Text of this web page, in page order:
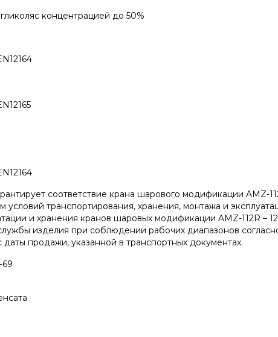
концентрацией до 50%
соответствие крана шарового модификации AMZ-
транспортирования, хранения, монтажа и
и хранения кранов шаровых модификации AMZ-112R –
изделия при соблюдении рабочих диапазонов
даты продажи, указанной в транспортных документах.
69